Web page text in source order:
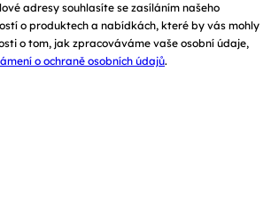
adresy souhlasíte se zasíláním našeho
o produktech a nabídkách, které by vás mohly
o tom, jak zpracováváme vaše osobní údaje,
o ochraně osobních údajů.